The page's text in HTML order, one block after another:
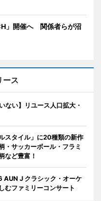
」開催へ 関係者らが沼
ース
ない】リユース人口拡大・
スタイル」に20種類の新作
・サッカーボール・フラミ
など豊富！
AUN J クラシック・オーケ
むファミリーコンサート